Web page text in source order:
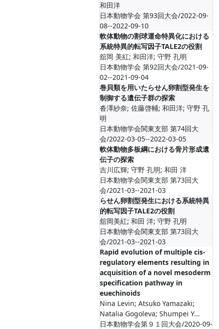
和田洋
日本動物学会 第93回大会/2022-09-
08--2022-09-10
軟体動物の割球運命特異化における
系統特異的転写因子TALE2の役割
舘岡 美紅; 和田洋; 守野 孔明
日本動物学会 第92回大会/2021-09-
02--2021-09-04
巻貝類を用いたらせん卵割型発生を
制御する遺伝子群の探索
沓澤紗奈; 佐藤啓輔; 和田洋; 守野 孔
明
日本動物学会関東支部 第74回大
会/2022-03-05--2022-03-05
軟体動物多板綱における骨片形成遺
伝子の探索
吉川広輝; 守野 孔明; 和田 洋
日本動物学会関東支部 第73回大
会/2021-03--2021-03
らせん卵割型発生における系統特異
的転写因子TALE2の役割
舘岡美紅; 和田 洋; 守野 孔明
日本動物学会関東支部 第73回大
会/2021-03--2021-03
Rapid evolution of multiple cis-
regulatory elements resulting in
acquisition of a novel mesoderm
specification pathway in
euechinoids
Nina Levin; Atsuko Yamazaki;
Natalia Gogoleva; Shumpei Y...
日本動物学会第９１回大会/2020-09-